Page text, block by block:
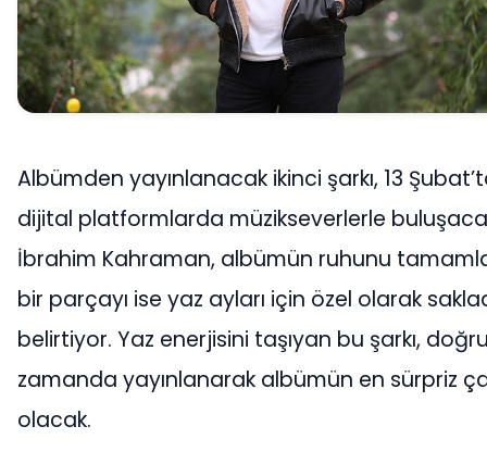
Albümden yayınlanacak ikinci şarkı, 13
dijital platformlarda müzikseverlerle
İbrahim Kahraman, albümün ruhunu
bir parçayı ise yaz ayları için özel olarak
belirtiyor. Yaz enerjisini taşıyan bu şarkı,
zamanda yayınlanarak albümün en sürpriz
olacak.